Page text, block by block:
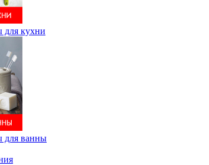
для кухни
для ванны